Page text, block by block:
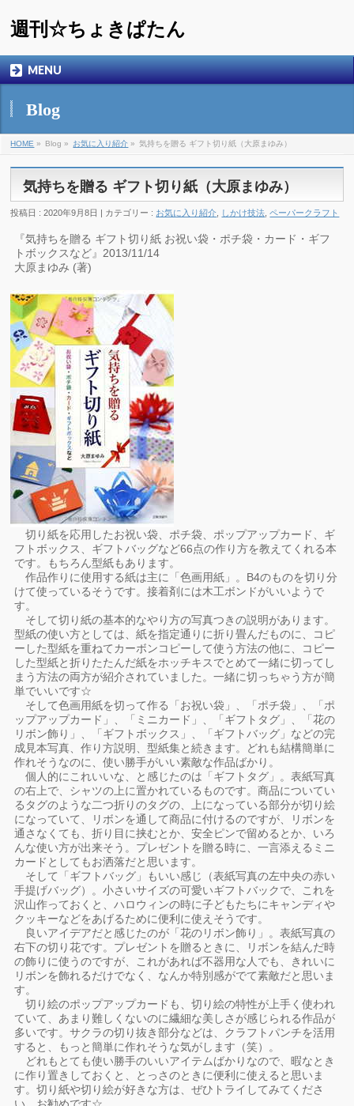
週刊☆ちょきぱたん
MENU
Blog
HOME » Blog » お気に入り紹介 » 気持ちを贈る ギフト切り紙（大原まゆみ）
気持ちを贈る ギフト切り紙（大原まゆみ）
投稿日 : 2020年9月8日 | カテゴリー : お気に入り紹介 しかけ技法 ,ペーパークラフト
『気持ちを贈る ギフト切り紙 お祝い袋・ポチ袋・カード・ギフ
トボックスなど』2013/11/14
大原まゆみ (著)
切り紙を応用したお祝い袋、ポチ袋、ポップアップカード、ギ
フトボックス、ギフトバッグなど66点の作り方を教えてくれる本
です。もちろん型紙もあります。
作品作りに使用する紙は主に「色画用紙」。B4のものを切り分
けて使っているそうです。接着剤には木工ボンドがいいようで
す。
そして切り紙の基本的なやり方の写真つきの説明があります。
型紙の使い方としては、紙を指定通りに折り畳んだものに、コピ
ーした型紙を重ねてカーボンコピーして使う方法の他に、コピー
した型紙と折りたたんだ紙をホッチキスでとめて一緒に切ってし
まう方法の両方が紹介されていました。一緒に切っちゃう方が簡
単でいいです☆
そして色画用紙を切って作る「お祝い袋」、「ポチ袋」、「ポ
ップアップカード」、「ミニカード」、「ギフトタグ」、「花の
リボン飾り」、「ギフトボックス」、「ギフトバッグ」などの完
成見本写真、作り方説明、型紙集と続きます。どれも結構簡単に
作れそうなのに、使い勝手がいい素敵な作品ばかり。
個人的にこれいいな、と感じたのは「ギフトタグ」。表紙写真
の右上で、シャツの上に置かれているものです。商品についてい
るタグのような二つ折りのタグの、上になっている部分が切り絵
になっていて、リボンを通して商品に付けるのですが、リボンを
通さなくても、折り目に挟むとか、安全ピンで留めるとか、いろ
んな使い方が出来そう。プレゼントを贈る時に、一言添えるミニ
カードとしてもお洒落だと思います。
そして「ギフトバッグ」もいい感じ（表紙写真の左中央の赤い
手提げバッグ）。小さいサイズの可愛いギフトバックで、これを
沢山作っておくと、ハロウィンの時に子どもたちにキャンディや
クッキーなどをあげるために便利に使えそうです。
良いアイデアだと感じたのが「花のリボン飾り」。表紙写真の
右下の切り花です。プレゼントを贈るときに、リボンを結んだ時
の飾りに使うのですが、これがあれば不器用な人でも、きれいに
リボンを飾れるだけでなく、なんか特別感がでて素敵だと思いま
す。
切り絵のポップアップカードも、切り絵の特性が上手く使われ
ていて、あまり難しくないのに繊細な美しさが感じられる作品が
多いです。サクラの切り抜き部分などは、クラフトパンチを活用
すると、もっと簡単に作れそうな気がします（笑）。
どれもとても使い勝手のいいアイテムばかりなので、暇なとき
に作り置きしておくと、とっさのときに便利に使えると思いま
す。切り紙や切り絵が好きな方は、ぜひトライしてみてくださ